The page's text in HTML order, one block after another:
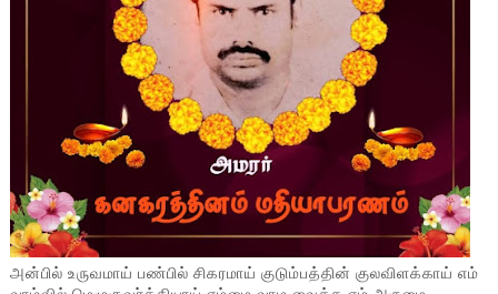
அன்பில் உருவமாய் பண்பில் சிகரமாய் குடும்பத்தின் குலவிளக்காய் எம்